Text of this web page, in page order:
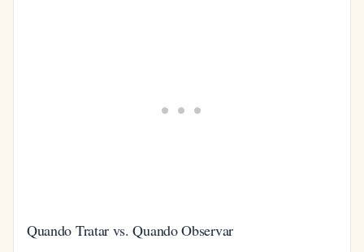
Quando Tratar vs. Quando Observar